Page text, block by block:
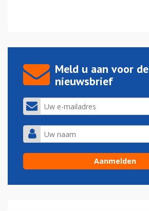
Meld u aan voor de
nieuwsbrief